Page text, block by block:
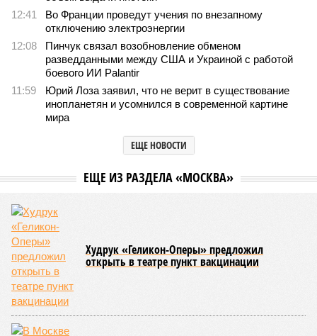
12:41
Во Франции проведут учения по внезапному
отключению электроэнергии
12:08
Пинчук связал возобновление обменом
разведданными между США и Украиной с работой
боевого ИИ Palantir
11:59
Юрий Лоза заявил, что не верит в существование
инопланетян и усомнился в современной картине
мира
ЕЩЕ НОВОСТИ
НОВОСТИ ПАРТНЕРОВ
ЕЩЕ ИЗ РАЗДЕЛА «МОСКВА»
Худрук «Геликон-Оперы» предложил